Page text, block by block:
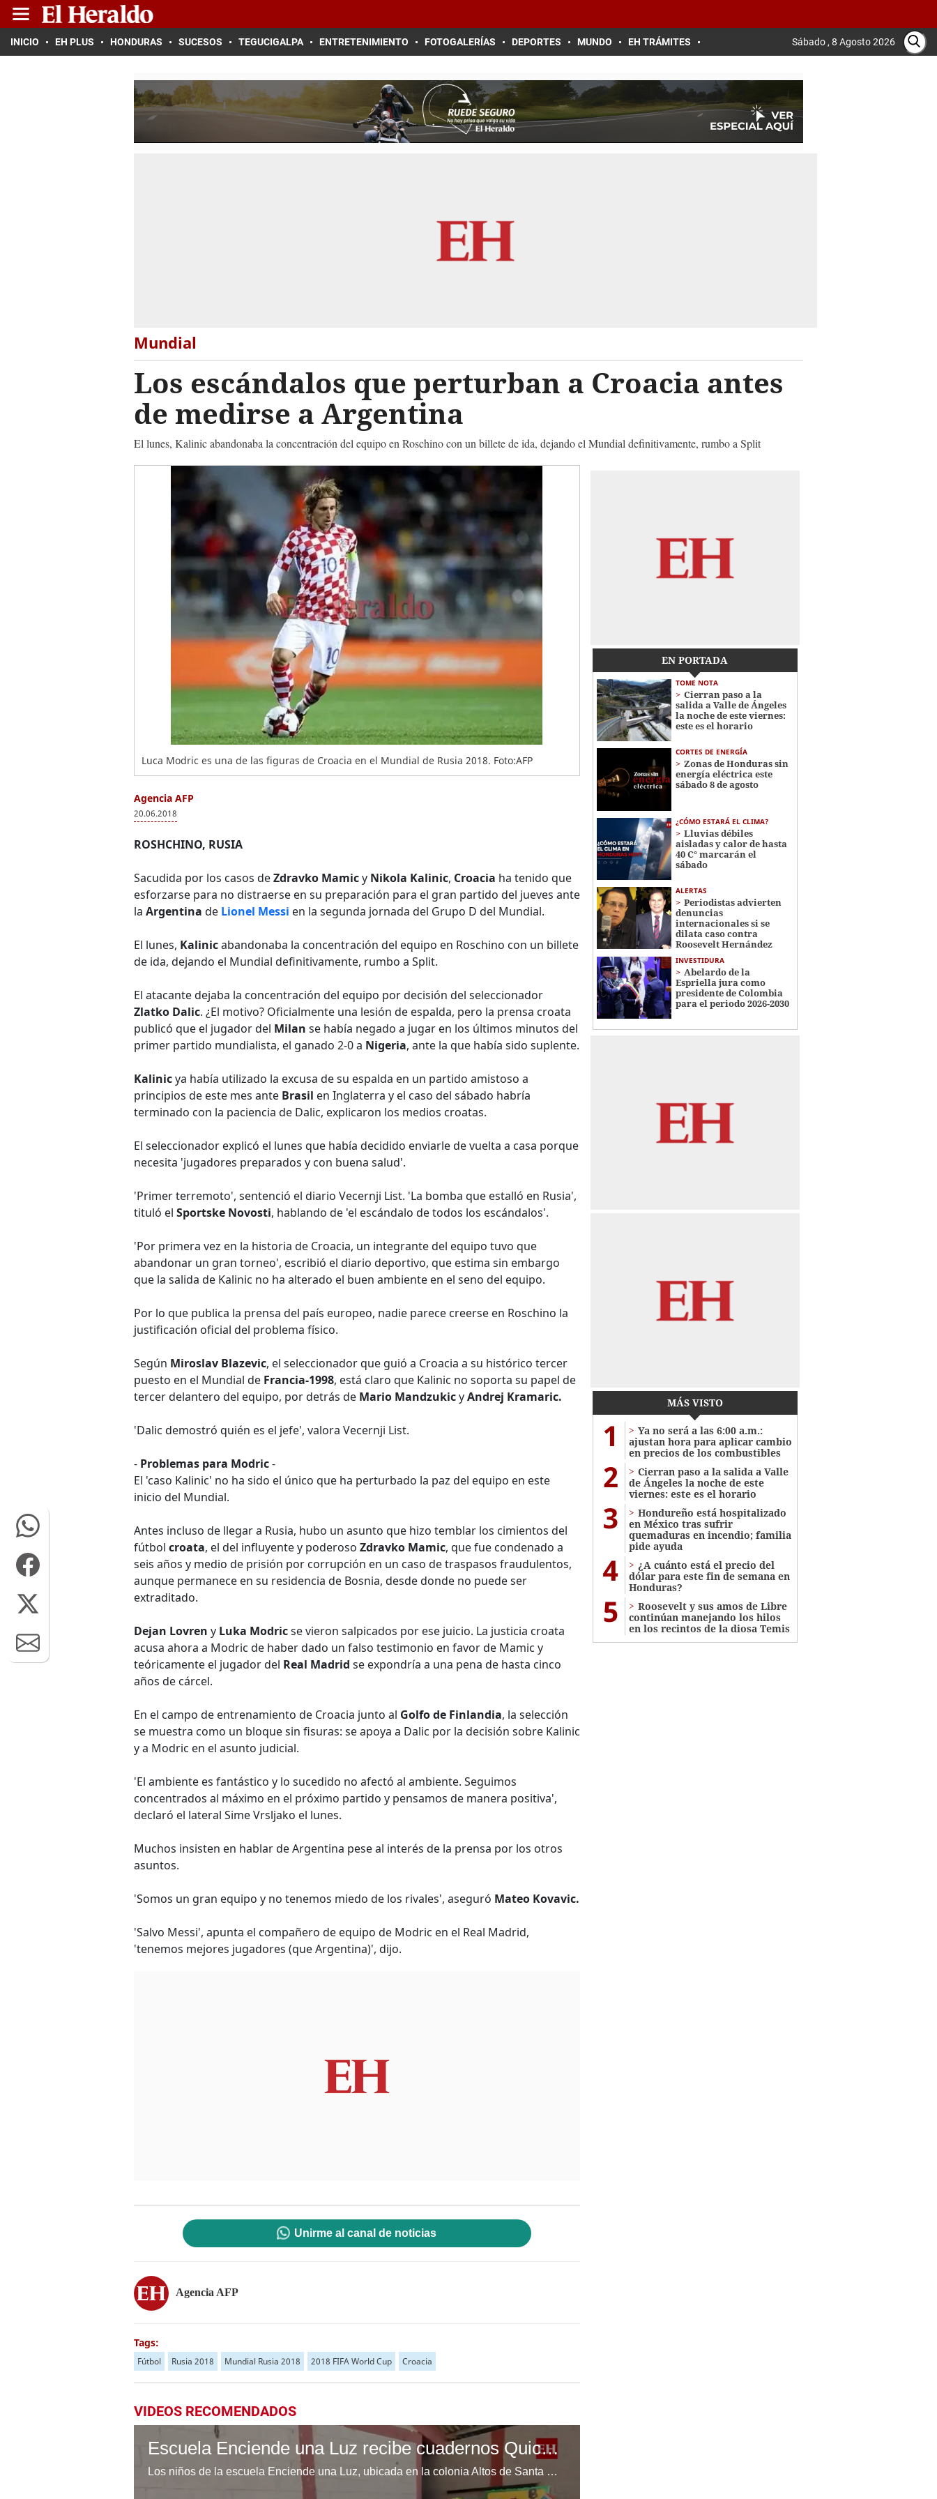
INICIO EH PLUS HONDURAS SUCESOS TEGUCIGALPA ENTRETENIMIENTO FOTOGALERÍAS DEPORTES MUNDO EH TRÁMITES Sábado , 8 Agosto 2026
Mundial
Los escándalos que perturban a Croacia antes
de medirse a Argentina
El lunes, Kalinic abandonaba la concentración del equipo en Roschino con un billete de ida, dejando el Mundial definitivamente, rumbo a Split
Luca Modric es una de las figuras de Croacia en el Mundial de Rusia 2018. Foto:AFP
Agencia AFP
20.06.2018
ROSHCHINO, RUSIA
Sacudida por los casos deZdravko Mamicy Nikola Kalinic, Croacia ha tenido que
esforzarse para no distraerse en su preparación para el gran partido del jueves ante
la Argentina de Lionel Messi en la segunda jornada del Grupo D del Mundial.
El lunes, Kalinicabandonaba la concentración del equipo en Roschino con un billete
de ida, dejando el Mundial definitivamente, rumbo a Split.
El atacante dejaba la concentración del equipo por decisión del seleccionador
Zlatko Dalic. ¿El motivo? Oficialmente una lesión de espalda, pero la prensa croata
publicó que el jugador del Milan se había negado a jugar en los últimos minutos del
primer partido mundialista, el ganado 2-0 a Nigeria, ante la que había sido suplente.
Kalinicya había utilizado la excusa de su espalda en un partido amistoso a
principios de este mes ante Brasil en Inglaterra y el caso del sábado habría
terminado con la paciencia de Dalic, explicaron los medios croatas.
El seleccionador explicó el lunes que había decidido enviarle de vuelta a casa porque
necesita 'jugadores preparados y con buena salud'.
'Primer terremoto', sentenció el diario Vecernji List. 'La bomba que estalló en Rusia',
tituló el Sportske Novosti, hablando de 'el escándalo de todos los escándalos'.
'Por primera vez en la historia de Croacia, un integrante del equipo tuvo que
abandonar un gran torneo', escribió el diario deportivo, que estima sin embargo
que la salida de Kalinic no ha alterado el buen ambiente en el seno del equipo.
Por lo que publica la prensa del país europeo, nadie parece creerse en Roschino la
justificación oficial del problema físico.
Según Miroslav Blazevic, el seleccionador que guió a Croacia a su histórico tercer
puesto en el Mundial de Francia-1998, está claro que Kalinic no soporta su papel de
tercer delantero del equipo, por detrás de Mario MandzukicyAndrej Kramaric.
'Dalic demostró quién es el jefe', valora Vecernji List.
- Problemas para Modric-
El 'caso Kalinic' no ha sido el único que ha perturbado la paz del equipo en este
inicio del Mundial.
Antes incluso de llegar a Rusia, hubo un asunto que hizo temblar los cimientos del
fútbol croata, el del influyente y poderoso Zdravko Mamic, que fue condenado a
seis años y medio de prisión por corrupción en un caso de traspasos fraudulentos,
aunque permanece en su residencia de Bosnia, desde donde no puede ser
extraditado.
Dejan Lovren y Luka Modricse vieron salpicados por ese juicio. La justicia croata
acusa ahora a Modric de haber dado un falso testimonio en favor de Mamic y
teóricamente el jugador del Real Madrid se expondría a una pena de hasta cinco
años de cárcel.
En el campo de entrenamiento de Croacia junto al Golfo de Finlandia, la selección
se muestra como un bloque sin fisuras: se apoya a Dalic por la decisión sobre Kalinic
y a Modric en el asunto judicial.
'El ambiente es fantástico y lo sucedido no afectó al ambiente. Seguimos
concentrados al máximo en el próximo partido y pensamos de manera positiva',
declaró el lateral Sime Vrsljako el lunes.
Muchos insisten en hablar de Argentina pese al interés de la prensa por los otros
asuntos.
'Somos un gran equipo y no tenemos miedo de los rivales', aseguró Mateo Kovavic.
'Salvo Messi', apunta el compañero de equipo de Modric en el Real Madrid,
'tenemos mejores jugadores (que Argentina)', dijo.
Unirme al canal de noticias
Agencia AFP
Tags:
Fútbol Rusia 2018 Mundial Rusia 2018 2018 FIFA World Cup Croacia
VIDEOS RECOMENDADOS
Escuela Enciende una Luz recibe cuadernos Quick, gracias a la Maratón del Saber
Los niños de la escuela Enciende una Luz, ubicada en la colonia Altos de Santa Rosa, al sur de Tegucigalpa, recibieron cuadernos Quick como parte de la Campaña Maratón del Saber.
EN PORTADA
TOME NOTA
Cierran paso a la
salida a Valle de Ángeles
la noche de este viernes:
este es el horario
CORTES DE ENERGÍA
Zonas de Honduras sin
energía eléctrica este
sábado 8 de agosto
¿CÓMO ESTARÁ EL CLIMA?
Lluvias débiles
aisladas y calor de hasta
40 C° marcarán el
sábado
ALERTAS
Periodistas advierten
denuncias
internacionales si se
dilata caso contra
Roosevelt Hernández
INVESTIDURA
Abelardo de la
Espriella jura como
presidente de Colombia
para el periodo 2026-2030
MÁS VISTO
1
Ya no será a las 6:00 a.m.:
ajustan hora para aplicar cambio
en precios de los combustibles
2
Cierran paso a la salida a Valle
de Ángeles la noche de este
viernes: este es el horario
3
Hondureño está hospitalizado
en México tras sufrir
quemaduras en incendio; familia
pide ayuda
4
¿A cuánto está el precio del
dólar para este fin de semana en
Honduras?
5
Roosevelt y sus amos de Libre
continúan manejando los hilos
en los recintos de la diosa Temis